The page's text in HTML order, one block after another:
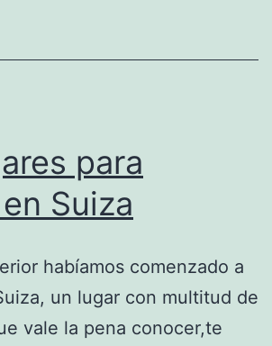
para
Suiza
habíamos comenzado a
un lugar con multitud de
vale la pena conocer,te